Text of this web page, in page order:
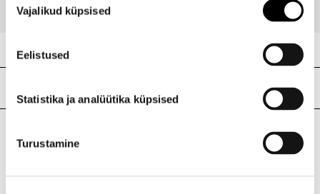
valik
Vajalikud küpsised
Eelistused
Statistika ja analüütika küpsised
Turustamine